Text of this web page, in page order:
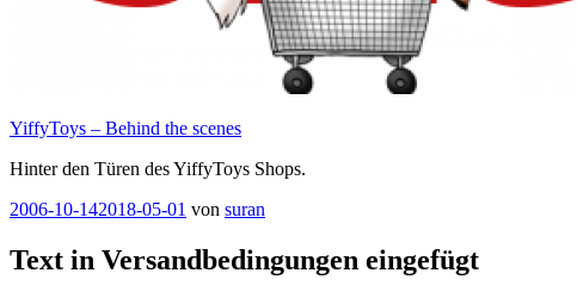
YiffyToys – Behind the scenes
Hinter den Türen des YiffyToys Shops.
Veröffentlicht
2006-10-142018-05-01 von suran
Text in Versandbedingungen eingefügt